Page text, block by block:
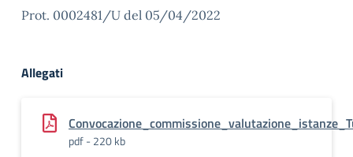
Prot. 0002481/U del 05/04/2022
Allegati
pdf - 220 kb